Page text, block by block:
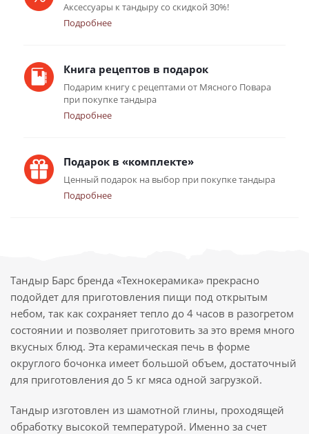
Аксессуары к тандыру со скидкой 30%!
Подробнее
Книга рецептов в подарок
Подарим книгу с рецептами от Мясного Повара
при покупке тандыра
Подробнее
Подарок в «комплекте»
Ценный подарок на выбор при покупке тандыра
Подробнее
Тандыр Барс бренда «Технокерамика» прекрасно
подойдет для приготовления пищи под открытым
небом, так как сохраняет тепло до 4 часов в разогретом
состоянии и позволяет приготовить за это время много
вкусных блюд. Эта керамическая печь в форме
округлого бочонка имеет большой объем, достаточный
для приготовления до 5 кг мяса одной загрузкой.
Тандыр изготовлен из шамотной глины, проходящей
обработку высокой температурой. Именно за счет